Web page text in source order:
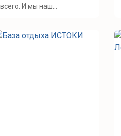
всего. И мы наш...